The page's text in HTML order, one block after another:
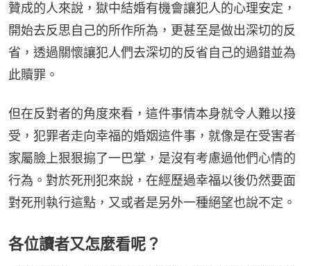
贊成的人來說，獄中結婚有機會讓犯人的心理安定，
開始去反思自己的所作所為，更甚至是做出深切的反
省，透過關懷讓犯人們去深切的反省自己的過錯並為
此贖罪。
但在反對者的角度來看，這件事情本身就令人難以接
受，犯罪者走向幸福的婚姻這件事，就像是在受害者
家屬臉上狠狠搧了一巴掌，是沒有考慮過他們心情的
行為。對於死刑犯來說，在經歷過幸福以後仍然要面
對死刑執行這點，又或者是另外一種絕望也說不定。
各位讀者又怎麼看呢？